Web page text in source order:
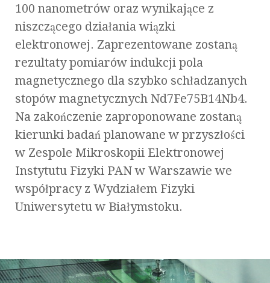
100 nanometrów oraz wynikające z
niszczącego działania wiązki
elektronowej. Zaprezentowane zostaną
rezultaty pomiarów indukcji pola
magnetycznego dla szybko schładzanych
stopów magnetycznych Nd7Fe75B14Nb4.
Na zakończenie zaproponowane zostaną
kierunki badań planowane w przyszłości
w Zespole Mikroskopii Elektronowej
Instytutu Fizyki PAN w Warszawie we
współpracy z Wydziałem Fizyki
Uniwersytetu w Białymstoku.